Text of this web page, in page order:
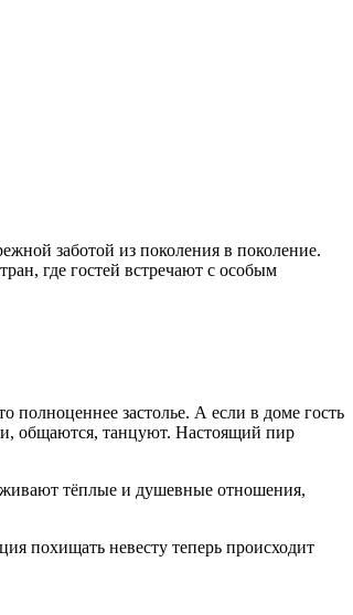
заботой из поколения в поколение.
где гостей встречают с особым
полноценнее застолье. А если в доме гость
общаются, танцуют. Настоящий пир
тёплые и душевные отношения,
похищать невесту теперь происходит